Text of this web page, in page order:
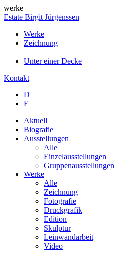
werke
Estate Birgit Jürgenssen
Werke
Zeichnung
Unter einer Decke
Kontakt
D
E
Aktuell
Biografie
Ausstellungen
Alle
Einzelausstellungen
Gruppenausstellungen
Werke
Alle
Zeichnung
Fotografie
Druckgrafik
Edition
Skulptur
Leinwandarbeit
Video